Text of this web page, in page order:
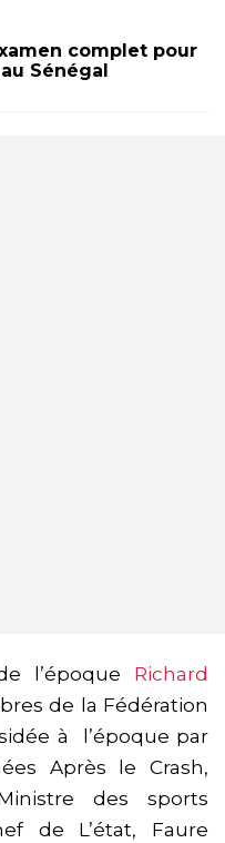
complet pour
Sénégal
l’époque Richard
de la Fédération
à l’époque par
Après le Crash,
des sports
de L’état, Faure